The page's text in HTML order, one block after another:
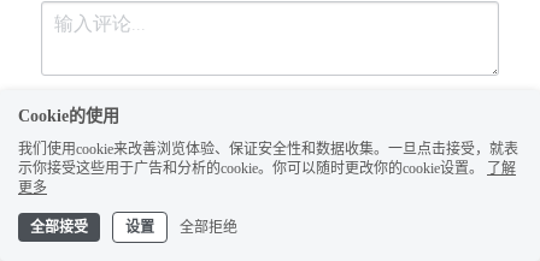
提交 取消
Cookie的使用
我们使用cookie来改善浏览体验、保证安全性和数据收集。一旦点击接受，就表
示你接受这些用于广告和分析的cookie。你可以随时更改你的cookie设置。
了解
更多
全部接受 设置 全部拒绝